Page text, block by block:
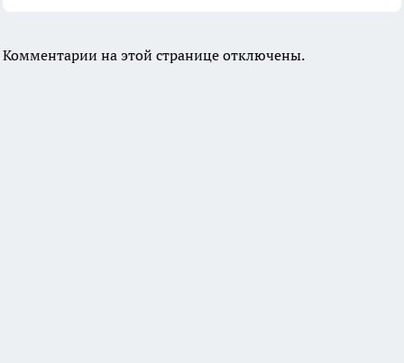
Комментарии на этой странице отключены.